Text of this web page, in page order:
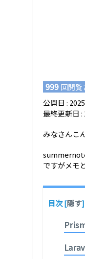
999 回閲覧
公開日 :
最終更新日 :
みなさんこ
ですがメモ
目次[隠す]